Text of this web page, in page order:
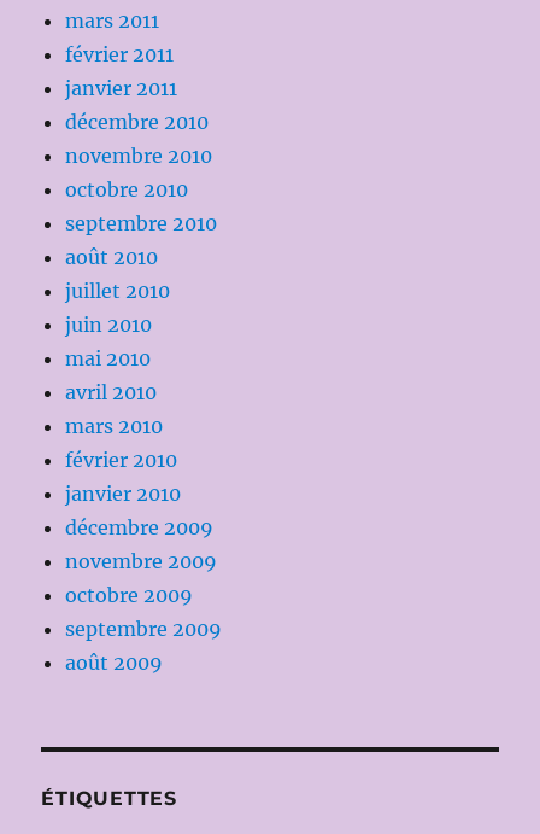
mars 2011
février 2011
janvier 2011
décembre 2010
novembre 2010
octobre 2010
septembre 2010
août 2010
juillet 2010
juin 2010
mai 2010
avril 2010
mars 2010
février 2010
janvier 2010
décembre 2009
novembre 2009
octobre 2009
septembre 2009
août 2009
ÉTIQUETTES